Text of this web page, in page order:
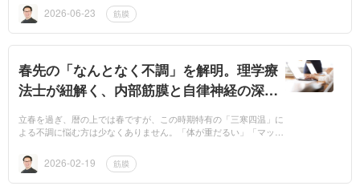
してもすぐに元の...
2026-06-23 筋膜
春先の「なんとなく不調」を解明。理学療
法士が紐解く、内部筋膜と自律神経の深い
立春を過ぎ、暦の上では春ですが、この時期特有の「三寒四温」に
よる不調に悩む方は少なくありません。「体が重だるい」「マッサ
■筋肉を揉むだけ...
2026-02-19 筋膜